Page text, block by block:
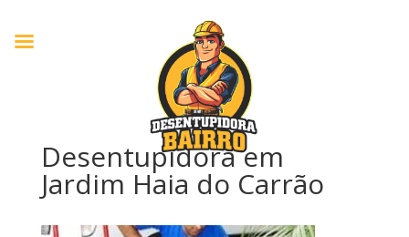
Desentupidora em
Jardim Haia do Carrão